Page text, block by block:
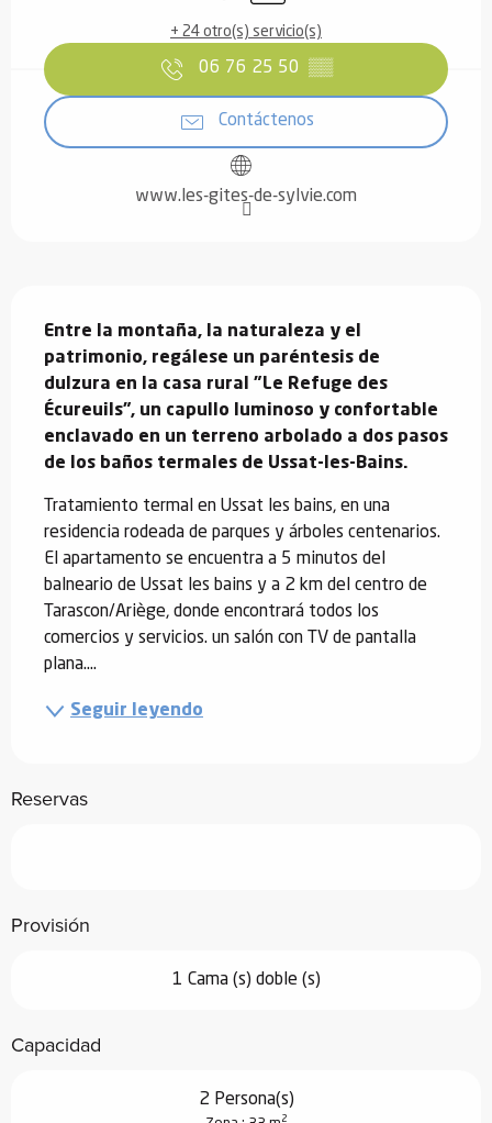
+ 24 otro(s) servicio(s)
06 76 25 50 ▒▒
Contáctenos
www.les-gites-de-sylvie.com
Entre la montaña, la naturaleza y el
patrimonio, regálese un paréntesis de
dulzura en la casa rural "Le Refuge des
Écureuils", un capullo luminoso y confortable
enclavado en un terreno arbolado a dos pasos
de los baños termales de Ussat-les-Bains.
Tratamiento termal en Ussat les bains, en una
residencia rodeada de parques y árboles centenarios.
El apartamento se encuentra a 5 minutos del
balneario de Ussat les bains y a 2 km del centro de
Tarascon/Ariège, donde encontrará todos los
comercios y servicios. un salón con TV de pantalla
plana....
Seguir leyendo
Reservas
Provisión
1 Cama (s) doble (s)
Capacidad
2 Persona(s)
2